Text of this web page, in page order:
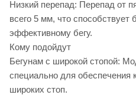
Низкий перепад: Перепад от
всего 5 мм, что способствует
эффективному бегу.
Кому подойдут
Бегунам с широкой стопой:
специально для обеспечения
широких стоп.